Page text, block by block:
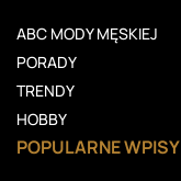
ABC MODY MĘSKIEJ
PORADY
TRENDY
HOBBY
POPULARNE WPISY